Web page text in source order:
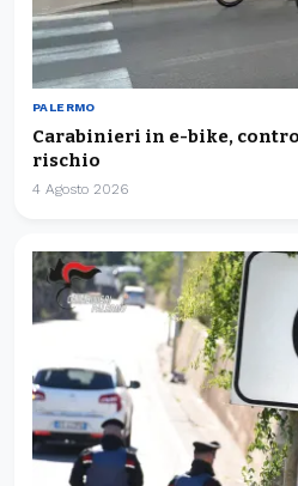
PALERMO
Carabinieri in e-bike,
rischio
4 Agosto 2026